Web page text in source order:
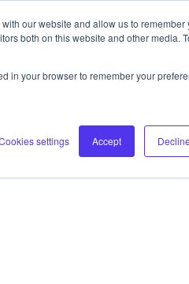
our website and allow us to remember
both on this website and other media.
in your browser to remember your
settings Accept Decline
CONTACT